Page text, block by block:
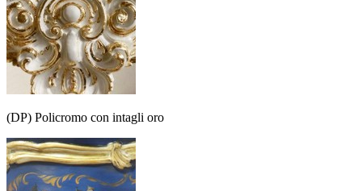
(DP) Policromo con intagli oro